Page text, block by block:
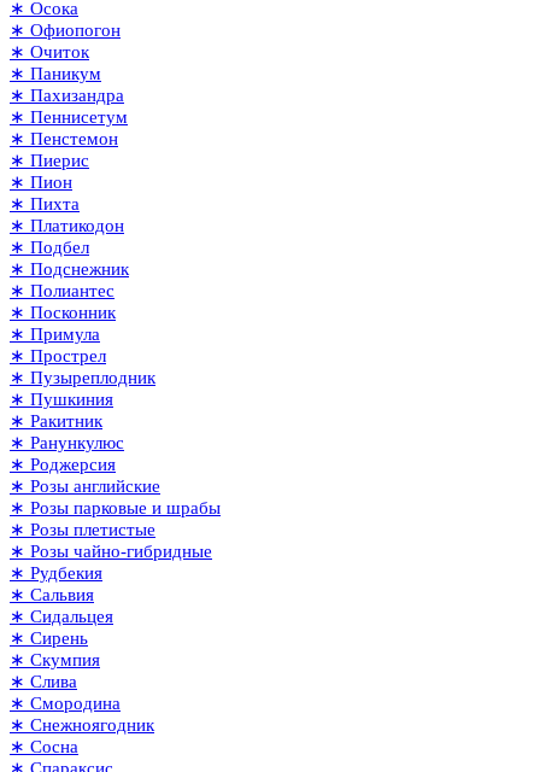
∗ Осока
∗ Офиопогон
∗ Очиток
∗ Паникум
∗ Пахизандра
∗ Пеннисетум
∗ Пенстемон
∗ Пиерис
∗ Пион
∗ Пихта
∗ Платикодон
∗ Подбел
∗ Подснежник
∗ Полиантес
∗ Посконник
∗ Примула
∗ Прострел
∗ Пузыреплодник
∗ Пушкиния
∗ Ракитник
∗ Ранункулюс
∗ Роджерсия
∗ Розы английские
∗ Розы парковые и шрабы
∗ Розы плетистые
∗ Розы чайно-гибридные
∗ Рудбекия
∗ Сальвия
∗ Сидальцея
∗ Сирень
∗ Скумпия
∗ Слива
∗ Смородина
∗ Снежноягодник
∗ Сосна